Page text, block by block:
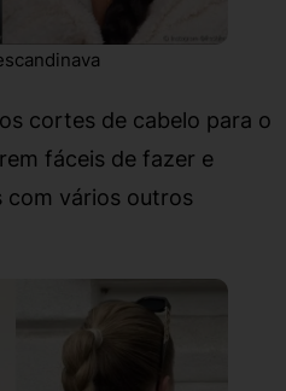
cortes de cabelo para o
fáceis de fazer e
com vários outros